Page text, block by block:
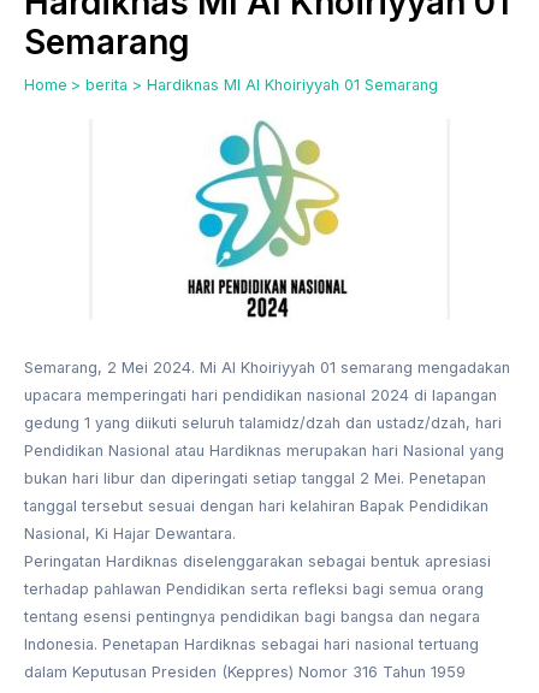
Semarang
Home berita Hardiknas MI Al Khoiriyyah 01 Semarang
Semarang, 2 Mei 2024. Mi Al Khoiriyyah 01 semarang mengadakan
upacara memperingati hari pendidikan nasional 2024 di lapangan
gedung 1 yang diikuti seluruh talamidz/dzah dan ustadz/dzah, hari
Pendidikan Nasional atau Hardiknas merupakan hari Nasional yang
bukan hari libur dan diperingati setiap tanggal 2 Mei. Penetapan
tanggal tersebut sesuai dengan hari kelahiran Bapak Pendidikan
Nasional, Ki Hajar Dewantara.
Peringatan Hardiknas diselenggarakan sebagai bentuk apresiasi
terhadap pahlawan Pendidikan serta refleksi bagi semua orang
tentang esensi pentingnya pendidikan bagi bangsa dan negara
Indonesia. Penetapan Hardiknas sebagai hari nasional tertuang
dalam Keputusan Presiden (Keppres) Nomor 316 Tahun 1959